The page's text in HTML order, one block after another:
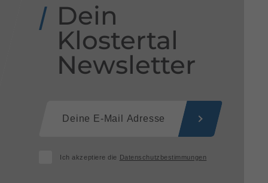
Dein
Klostertal
Newsletter
Ich akzeptiere die Datenschutzbestimmungen